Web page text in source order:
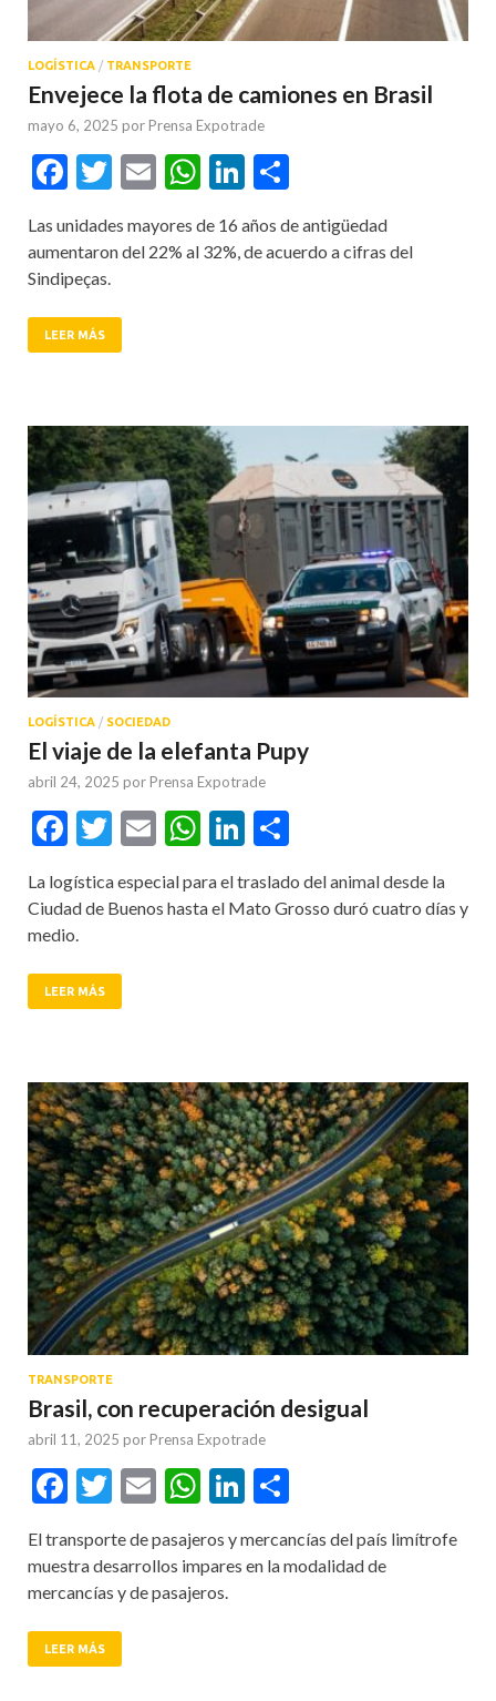
LOGÍSTICA / TRANSPORTE
Envejece la flota de camiones en Brasil
mayo 6, 2025 por Prensa Expotrade
Facebook
Twitter
EmailWhatsApp
LinkedIn
Las unidades mayores de 16 años de antigüedad
aumentaron del 22% al 32%, de acuerdo a cifras del
Sindipeças.
LEER MÁS
LOGÍSTICA / SOCIEDAD
El viaje de la elefanta Pupy
abril 24, 2025 por Prensa Expotrade
Facebook
Twitter
EmailWhatsApp
LinkedIn
La logística especial para el traslado del animal desde la
Ciudad de Buenos hasta el Mato Grosso duró cuatro días y
medio.
LEER MÁS
TRANSPORTE
Brasil, con recuperación desigual
abril 11, 2025 por Prensa Expotrade
Facebook
Twitter
EmailWhatsApp
LinkedIn
El transporte de pasajeros y mercancías del país limítrofe
muestra desarrollos impares en la modalidad de
mercancías y de pasajeros.
LEER MÁS